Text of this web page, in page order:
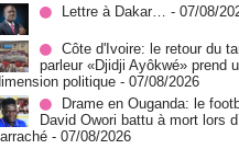
Lettre à Dakar… - 07/08/
Côte d'Ivoire: le retour du
parleur «Djidji Ayôkwé» prend
politique - 07/08/2026
Drame en Ouganda: le
David Owori battu à mort lors
- 07/08/2026